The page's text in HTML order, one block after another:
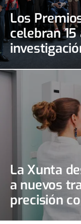
Los
celebran
La Xunta
a nuevos
precisión
mama y de